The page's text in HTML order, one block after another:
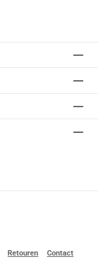
Retouren Contact